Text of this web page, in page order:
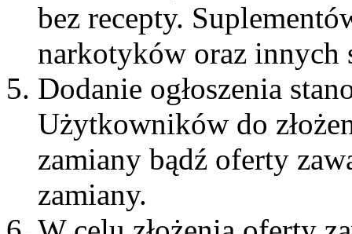
bez recepty.
narkotyków oraz innych
Dodanie ogłoszenia
Użytkowników do
zamiany bądź oferty
zamiany.